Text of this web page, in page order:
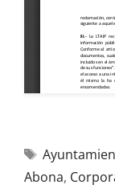
Abona,